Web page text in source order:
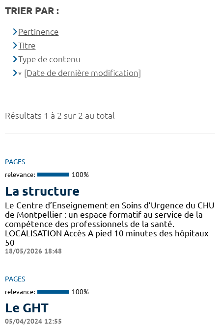
Résultats 1 à 2 sur 2 au total
PAGES
relevance: 100%
La structure
Le Centre d’Enseignement en Soins d’Urgence du CHU
de Montpellier : un espace formatif au service de la
compétence des professionnels de la santé.
LOCALISATION Accès A pied 10 minutes des hôpitaux
50
18/05/2026 18:48
PAGES
relevance: 100%
Le GHT
05/04/2024 12:55
TRIER PAR :
Pertinence
Titre
Type de contenu
[Date de dernière modification]